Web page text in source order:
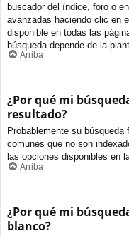
buscador del índice, foro o
avanzadas haciendo clic en
disponible en todas las
búsqueda depende de la
Arriba
¿Por qué mi
resultado?
Probablemente su
comunes que no son
las opciones disponibles en
Arriba
¿Por qué mi
blanco?